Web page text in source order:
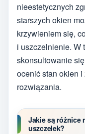
nieestetycznych
starszych okien
krzywieniem się,
i uszczelnienie. W
skonsultowanie
ocenić stan okien
rozwiązania.
Jakie są różnice
uszczelek?